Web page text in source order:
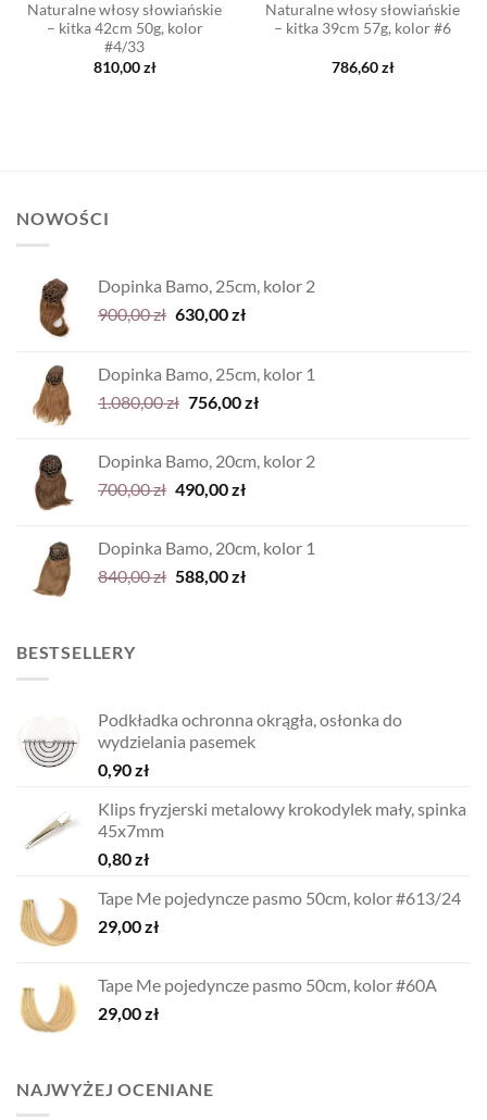
Naturalne włosy słowiańskie
– kitka 42cm 50g, kolor
#4/33
810,00zł
Naturalne włosy słowiańskie
– kitka 39cm 57g, kolor #6
786,60zł
NOWOŚCI
Dopinka Bamo, 25cm, kolor 2
900,00zł Pierwotna
900,00 zł.
630,00złAktualna
630,00 zł.
Dopinka Bamo, 25cm, kolor 1
1.080,00zł Pierwotna
1.080,00 zł.
756,00złAktualna
756,00 zł.
Dopinka Bamo, 20cm, kolor 2
700,00zł Pierwotna
700,00 zł.
490,00złAktualna
490,00 zł.
Dopinka Bamo, 20cm, kolor 1
840,00zł Pierwotna
588,00złAktualna
BESTSELLERY
Podkładka ochronna okrągła, osłonka do
wydzielania pasemek
0,90zł
Klips fryzjerski metalowy krokodylek mały, spinka
45x7mm
0,80zł
Tape Me pojedyncze pasmo 50cm, kolor #613/24
29,00zł
Tape Me pojedyncze pasmo 50cm, kolor #60A
29,00zł
NAJWYŻEJ OCENIANE